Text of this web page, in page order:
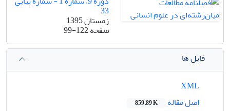
33
زمستان 1395
صفحه99-122
فایل ها
اصل مقاله
859.89 K